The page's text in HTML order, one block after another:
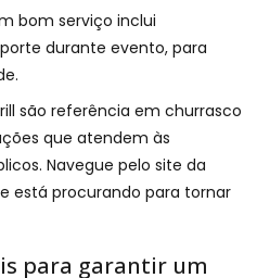
bom serviço inclui
durante evento, para
são referência em churrasco
que atendem às
Navegue pelo site da
está procurando para tornar
para garantir um